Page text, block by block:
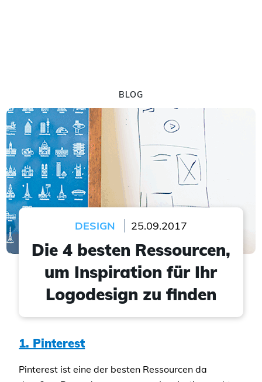
BLOG
DESIGN 25.09.2017
Die 4 besten Ressourcen,
um Inspiration für Ihr
Logodesign zu finden
1. Pinterest
Pinterest ist eine der besten Ressourcen da